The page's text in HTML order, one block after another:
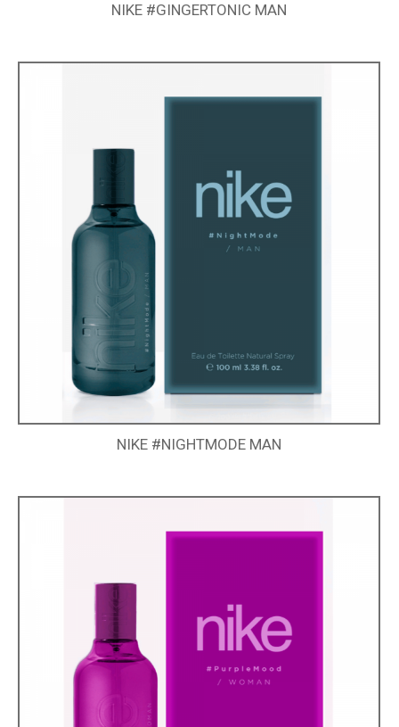
NIKE #GINGERTONIC MAN
NIKE #NIGHTMODE MAN